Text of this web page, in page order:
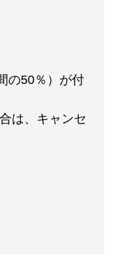
の50％）が付
は、キャンセ